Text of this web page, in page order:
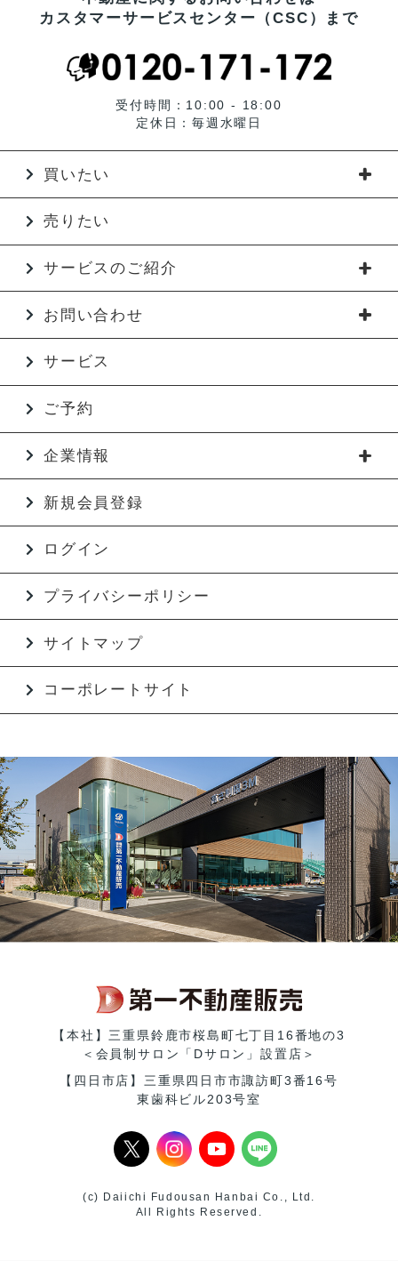
カスタマーサービスセンター（CSC）まで
受付時間：10:00 - 18:00
定休日：毎週水曜日
買いたい
売りたい
サービスのご紹介
お問い合わせ
サービス
ご予約
企業情報
新規会員登録
ログイン
プライバシーポリシー
サイトマップ
コーポレートサイト
【本社】三重県鈴鹿市桜島町七丁目16番地の3
＜会員制サロン「Dサロン」設置店＞
【四日市店】三重県四日市市諏訪町3番16号
東歯科ビル203号室
(c) Daiichi Fudousan Hanbai Co., Ltd.
All Rights Reserved.